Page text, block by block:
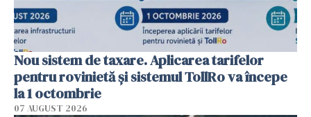
Nou sistem de taxare. Aplicarea tarifelor
pentru rovinietă şi sistemul TollRo va începe
la 1 octombrie
07 AUGUST 2026